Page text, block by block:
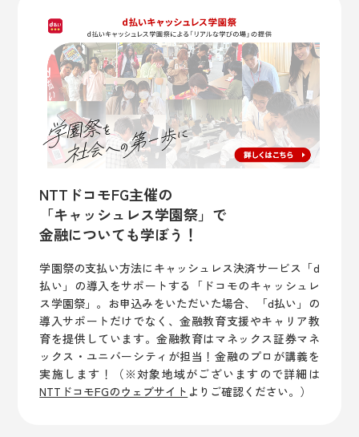
NTTドコモFG主催の
「キャッシュレス学園祭」で
金融についても学ぼう！
学園祭の支払い方法にキャッシュレス決済サービス「d
払い」の導入をサポートする「ドコモのキャッシュレ
ス学園祭」。お申込みをいただいた場合、「d払い」の
導入サポートだけでなく、金融教育支援やキャリア教
育を提供しています。金融教育はマネックス証券マネ
ックス・ユニバーシティが担当！金融のプロが講義を
実施します！（※対象地域がございますので詳細は
NTTドコモFGのウェブサイト よりご確認ください。）